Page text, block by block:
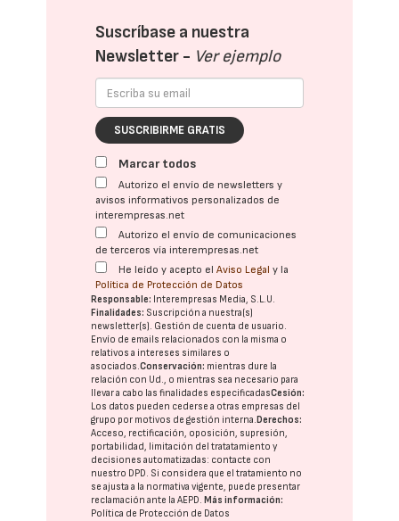
Suscríbase a nuestra
Newsletter - Ver ejemplo
SUSCRIBIRME GRATIS
Marcar todos
Autorizo el envío de newsletters y
avisos informativos personalizados de
interempresas.net
Autorizo el envío de comunicaciones
de terceros vía interempresas.net
He leído y acepto elAviso Legal y la
Política de Protección de Datos
Responsable: Interempresas Media, S.L.U.
Finalidades: Suscripción a nuestra(s)
newsletter(s). Gestión de cuenta de usuario.
Envío de emails relacionados con la misma o
relativos a intereses similares o
asociados.Conservación: mientras dure la
relación con Ud., o mientras sea necesario para
llevar a cabo las finalidades especificadasCesión:
Los datos pueden cederse a otras empresas del
grupo por motivos de gestión interna. Derechos:
Acceso, rectificación, oposición, supresión,
portabilidad, limitación del tratatamiento y
decisiones automatizadas: contacte con
nuestro DPD. Si considera que el tratamiento no
se ajusta a la normativa vigente, puede presentar
reclamación ante laAEPD. Más información:
Política de Protección de Datos